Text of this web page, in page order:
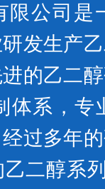
限公司是
发生产
的乙二
体系，
过多年
二醇系